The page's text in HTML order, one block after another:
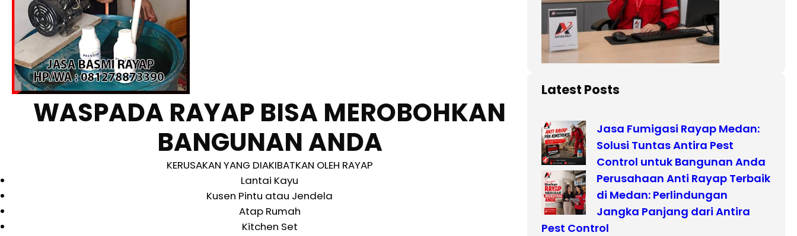
WASPADA RAYAP BISA MEROBOHKAN
BANGUNAN ANDA
KERUSAKAN YANG DIAKIBATKAN OLEH RAYAP
Lantai Kayu
Kusen Pintu atau Jendela
Atap Rumah
Kitchen Set
Latest Posts
Jasa Fumigasi Rayap Medan:
Solusi Tuntas Antira Pest
Control untuk Bangunan Anda
Perusahaan Anti Rayap Terbaik
di Medan: Perlindungan
Jangka Panjang dari Antira
Pest Control